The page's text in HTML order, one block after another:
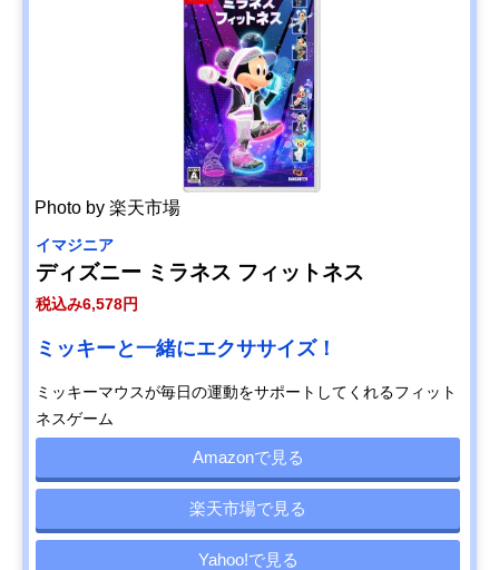
Photo by 楽天市場
イマジニア
ディズニー ミラネス フィットネス
税込み6,578円
ミッキーと一緒にエクササイズ！
ミッキーマウスが毎日の運動をサポートしてくれるフィット
ネスゲーム
Amazonで見る
楽天市場で見る
Yahoo!で見る